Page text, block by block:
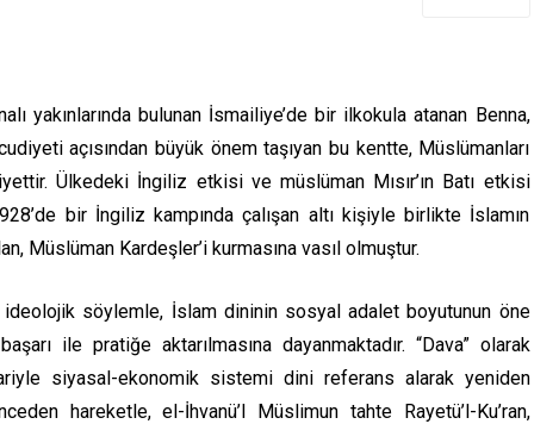
yakınlarında bulunan İsmailiye’de bir ilkokula atanan Benna,
açısından büyük önem taşıyan bu kentte, Müslümanları
Ülkedeki İngiliz etkisi ve müslüman Mısır’ın Batı etkisi
bir İngiliz kampında çalışan altı kişiyle birlikte İslamın
Müslüman Kardeşler’i kurmasına vasıl olmuştur.
ideolojik söylemle, İslam dininin sosyal adalet boyutunun öne
ile pratiğe aktarılmasına dayanmaktadır. “Dava” olarak
siyasal-ekonomik sistemi dini referans alarak yeniden
hareketle, el-İhvanü’l Müslimun tahte Rayetü’l-Ku’ran,